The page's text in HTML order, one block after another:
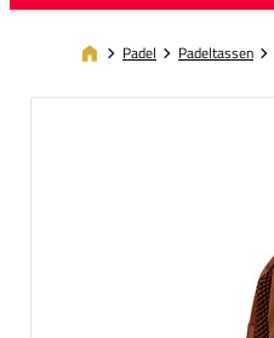
Padel Padeltassen